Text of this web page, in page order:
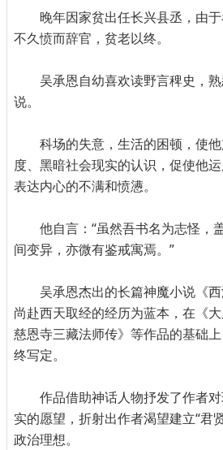
晚年因家贫出任长兴县丞，由
不久愤而辞官，贫老以终。
吴承恩自幼喜欢读野言稗史，
说。
科场的失意，生活的困顿，使
度、黑暗社会现实的认识，促使他
表达内心的不满和愤懑。
他自言：“虽然吾书名为志怪，
间变异，亦微有鉴戒寓焉。”
吴承恩杰出的长篇神魔小说《
尚赴西天取经的经历为蓝本，在《
慈恩寺三藏法师传》等作品的基础
终写定。
作品借助神话人物抒发了作者
实的愿望，折射出作者渴望建立“君
政治理想。